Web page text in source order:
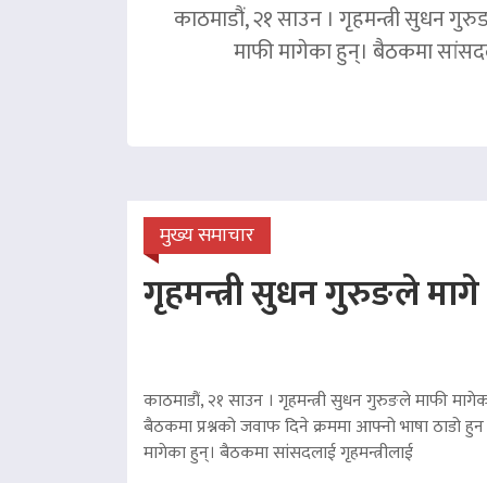
काठमाडौं, २१ साउन । गृहमन्त्री सुधन
माफी मागेका हुन्। बैठकमा
मुख्य समाचार
गृहमन्त्री सुधन गुरुङले
काठमाडौं, २१ साउन । गृहमन्त्री सुधन गुरुङले माफी
बैठकमा प्रश्नको जवाफ दिने क्रममा आफ्नो भाषा ठाडो
मागेका हुन्। बैठकमा सांसदलाई गृहमन्त्रीलाई